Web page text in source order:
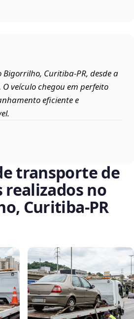
Curitiba‑PR, desde a
veículo chegou em perfeito
eficiente e
transporte de
realizados no
Curitiba‑PR